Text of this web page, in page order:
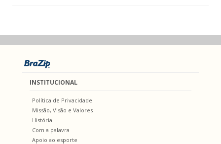
INSTITUCIONAL
Política de Privacidade
Missão, Visão e Valores
História
Com a palavra
Apoio ao esporte